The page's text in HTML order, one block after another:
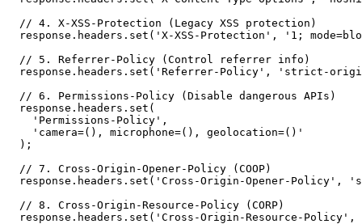
  // 4. X-XSS-Protection (Legacy XSS protection)
response.headers.set('X-XSS-Protection', '1;
  // 5. Referrer-Policy (Control referrer info)
response.headers.set('Referrer-Policy', 'strict-
  // 6. Permissions-Policy (Disable dangerous APIs)
  response.headers.set(
    'Permissions-Policy',
    'camera=(), microphone=(), geolocation=()'
  );
  // 7. Cross-Origin-Opener-Policy (COOP)
response.headers.set('Cross-Origin-Opener-Policy',
  // 8. Cross-Origin-Resource-Policy (CORP)
response.headers.set('Cross-Origin-Resource-Policy',